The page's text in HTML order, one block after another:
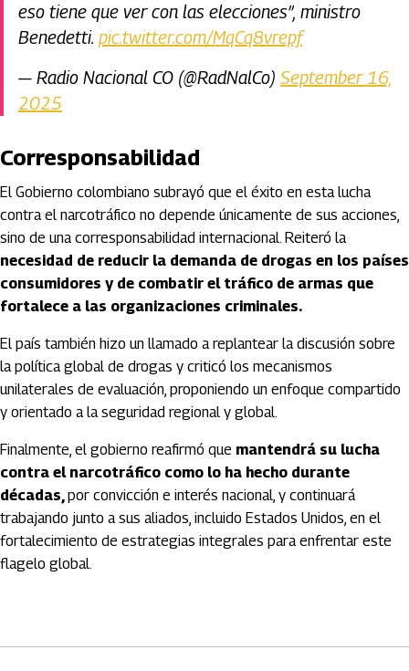
eso tiene que ver con las elecciones”, ministro
Benedetti. pic.twitter.com/MqCq8vrepf
— Radio Nacional CO (@RadNalCo) September 16,
2025
Corresponsabilidad
El Gobierno colombiano subrayó que el éxito en esta lucha
contra el narcotráfico no depende únicamente de sus acciones,
sino de una corresponsabilidad internacional. Reiteró la
necesidad de reducir la demanda de drogas en los países
consumidores y de combatir el tráfico de armas que
fortalece a las organizaciones criminales.
El país también hizo un llamado a replantear la discusión sobre
la política global de drogas y criticó los mecanismos
unilaterales de evaluación, proponiendo un enfoque compartido
y orientado a la seguridad regional y global.
Finalmente, el gobierno reafirmó que mantendrá su lucha
contra el narcotráfico como lo ha hecho durante
décadas,por convicción e interés nacional, y continuará
trabajando junto a sus aliados, incluido Estados Unidos, en el
fortalecimiento de estrategias integrales para enfrentar este
flagelo global.